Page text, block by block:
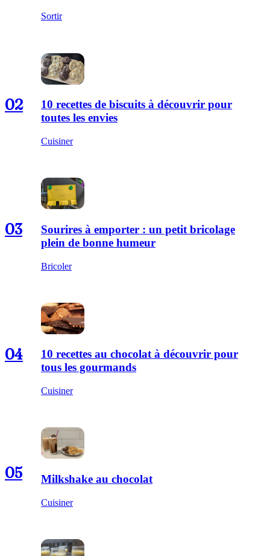
Sortir
02
10 recettes de biscuits à découvrir pour
toutes les envies
Cuisiner
03
Sourires à emporter : un petit bricolage
plein de bonne humeur
Bricoler
04
10 recettes au chocolat à découvrir pour
tous les gourmands
Cuisiner
05 Milkshake au chocolat
Cuisiner